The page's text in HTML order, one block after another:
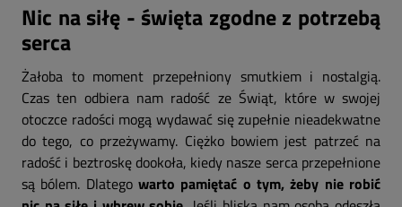
Nic na siłę - święta zgodne z potrzebą
serca
Żałoba to moment przepełniony smutkiem i nostalgią.
Czas ten odbiera nam radość ze Świąt, które w swojej
otoczce radości mogą wydawać się zupełnie nieadekwatne
do tego, co przeżywamy. Ciężko bowiem jest patrzeć na
radość i beztroskę dookoła, kiedy nasze serca przepełnione
są bólem. Dlatego warto pamiętać o tym, żeby nie robić